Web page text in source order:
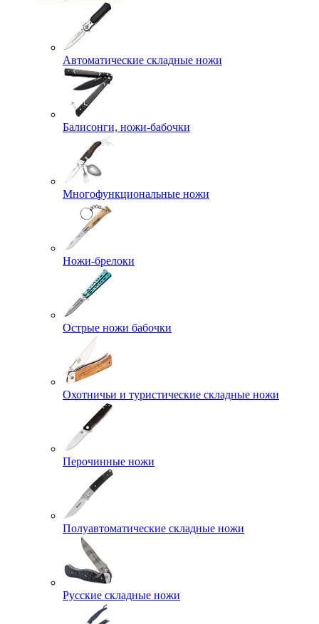
Автоматические складные ножи
Балисонги, ножи-бабочки
Многофункциональные ножи
Ножи-брелоки
Острые ножи бабочки
Охотничьи и туристические складные ножи
Перочинные ножи
Полуавтоматические складные ножи
Русские складные ножи